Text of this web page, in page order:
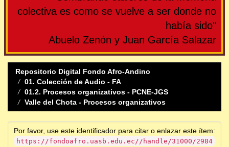
colectiva es como se vuelve a ser donde no
había sido"
Abuelo Zenón y Juan García Salazar
Repositorio Digital Fondo Afro-Andino
01. Colección de Audio - FA
01.2. Procesos organizativos - PCNE-JGS
Valle del Chota - Procesos organizativos
Por favor, use este identificador para citar o enlazar este ítem:
https://fondoafro.uasb.edu.ec//handle/31000/2984